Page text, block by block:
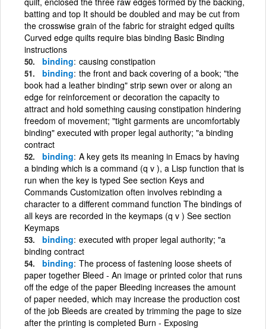
batting and top It should be doubled and may be cut from
the crosswise grain of the fabric for straight edged quilts
Curved edge quilts require bias binding Basic Binding
instructions
binding causing constipation
binding the front and back covering of a book; "the
book had a leather binding" strip sewn over or along an
edge for reinforcement or decoration the capacity to
attract and hold something causing constipation hindering
freedom of movement; "tight garments are uncomfortably
binding" executed with proper legal authority; "a binding
contract
binding A key gets its meaning in Emacs by having
a binding which is a command (q v ), a Lisp function that is
run when the key is typed See section Keys and
Commands Customization often involves rebinding a
character to a different command function The bindings of
all keys are recorded in the keymaps (q v ) See section
Keymaps
binding executed with proper legal authority; "a
binding contract
binding The process of fastening loose sheets of
paper together Bleed - An image or printed color that runs
off the edge of the paper Bleeding increases the amount
of paper needed, which may increase the production cost
of the job Bleeds are created by trimming the page to size
after the printing is completed Burn - Exposing